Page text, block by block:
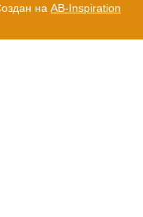
на AB-Inspiration